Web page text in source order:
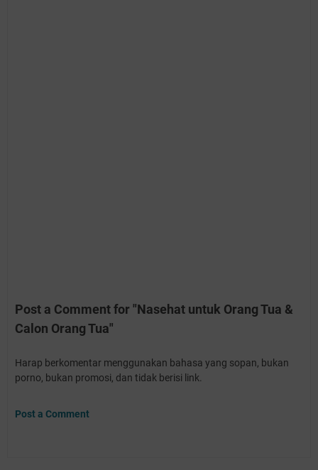
Post a Comment for "Nasehat untuk Orang Tua &
Calon Orang Tua"
Harap berkomentar menggunakan bahasa yang sopan, bukan
porno, bukan promosi, dan tidak berisi link.
Post a Comment